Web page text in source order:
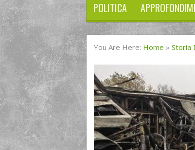
POLITICA
You Are Here: Home » Storia